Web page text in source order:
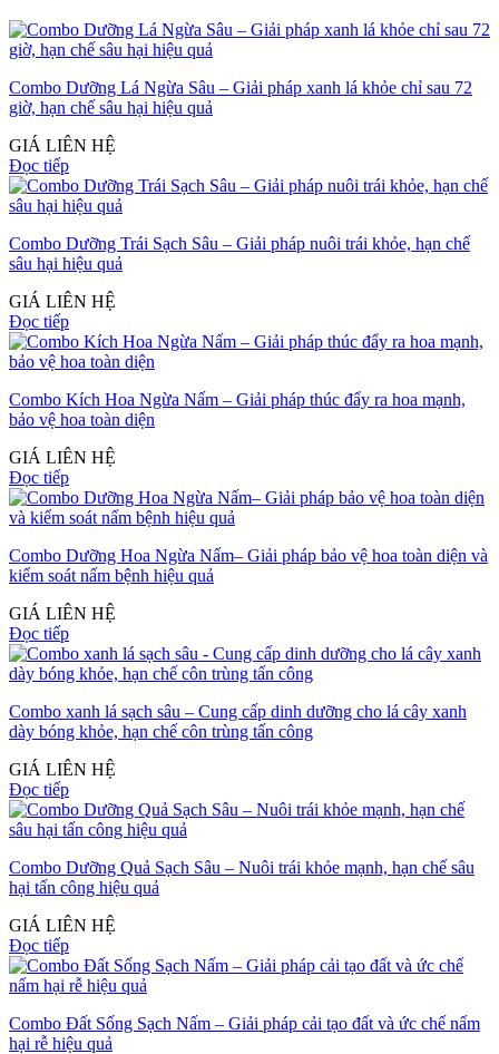
Combo Dưỡng Lá Ngừa Sâu – Giải pháp xanh lá khỏe chỉ sau 72
giờ, hạn chế sâu hại hiệu quả
GIÁ LIÊN HỆ
Đọc tiếp
Combo Dưỡng Trái Sạch Sâu – Giải pháp nuôi trái khỏe, hạn chế
sâu hại hiệu quả
GIÁ LIÊN HỆ
Đọc tiếp
Combo Kích Hoa Ngừa Nấm – Giải pháp thúc đẩy ra hoa mạnh,
bảo vệ hoa toàn diện
GIÁ LIÊN HỆ
Đọc tiếp
Combo Dưỡng Hoa Ngừa Nấm– Giải pháp bảo vệ hoa toàn diện và
kiểm soát nấm bệnh hiệu quả
GIÁ LIÊN HỆ
Đọc tiếp
Combo xanh lá sạch sâu – Cung cấp dinh dưỡng cho lá cây xanh
dày bóng khỏe, hạn chế côn trùng tấn công
GIÁ LIÊN HỆ
Đọc tiếp
Combo Dưỡng Quả Sạch Sâu – Nuôi trái khỏe mạnh, hạn chế sâu
hại tấn công hiệu quả
GIÁ LIÊN HỆ
Đọc tiếp
Combo Đất Sống Sạch Nấm – Giải pháp cải tạo đất và ức chế nấm
hại rễ hiệu quả